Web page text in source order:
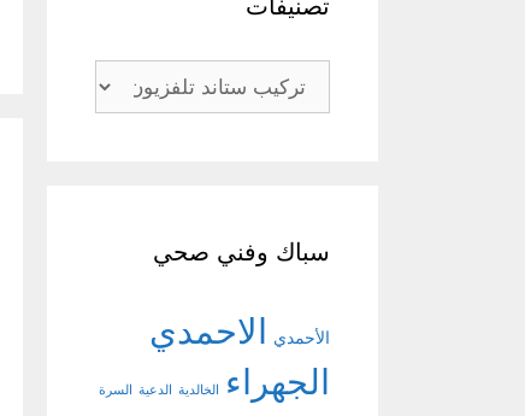
تصنيفات
تصنيفات
سباك وفني صحي
الأحمدي الاحمدي
الجهراء
الخالدية الدعية السرة